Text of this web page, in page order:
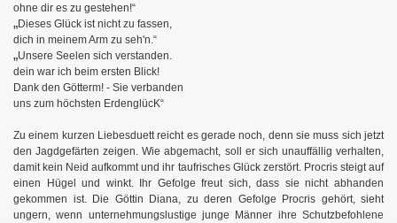
ohne dir es zu gestehen!“
„Dieses Glück ist nicht zu fassen,
dich in meinem Arm zu seh'n.“
„Unsere Seelen sich verstanden.
dein war ich beim ersten Blick!
Dank den Götterm! - Sie verbanden
uns zum höchsten ErdenglücK“
Zu einem kurzen Liebesduett reicht es gerade noch, denn sie muss sich jetzt
den Jagdgefärten zeigen. Wie abgemacht, soll er sich unauffällig verhalten,
damit kein Neid aufkommt und ihr taufrisches Glück zerstört. Procris steigt auf
einen Hügel und winkt. Ihr Gefolge freut sich, dass sie nicht abhanden
gekommen ist. Die Göttin Diana, zu deren Gefolge Procris gehört, sieht
ungern, wenn unternehmungslustige junge Männer ihre Schutzbefohlene